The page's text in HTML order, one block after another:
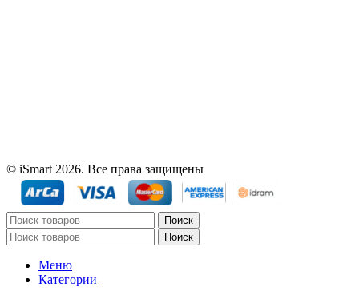
© iSmart 2026. Все права защищены
Поиск
Поиск
Меню
Категории